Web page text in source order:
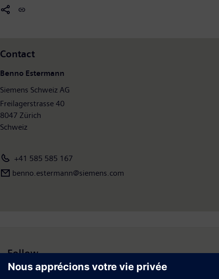
Contact
Benno Estermann
Siemens Schweiz AG
Freilagerstrasse 40
8047 Zürich
Schweiz
+41 585 585 167
benno.estermann@siemens.com
Follow